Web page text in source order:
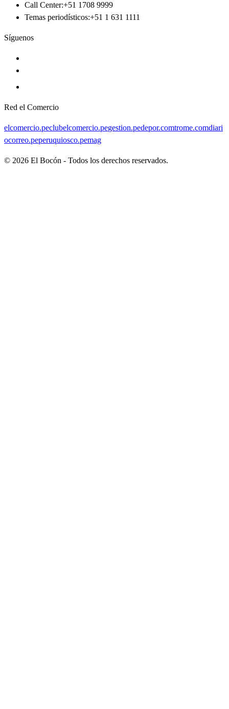
Call Center:+51 1708 9999
Temas periodísticos:+51 1 631 1111
Síguenos
Red el Comercio
elcomercio.peclubelcomercio.pegestion.pedepor.comtrome.comdiari
ocorreo.peperuquiosco.pemag
© 2026 El Bocón - Todos los derechos reservados.